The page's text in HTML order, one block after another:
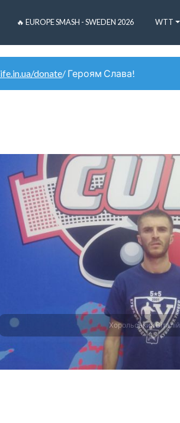
🔥 EUROPE SMASH - SWEDEN 2026 WTT
donate/ Героям Слава!
Хорольський Віталій